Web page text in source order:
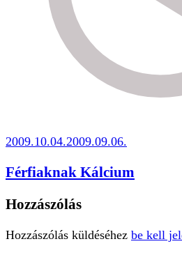
2009.10.04.2009.09.06.
Férfiaknak Kálcium
Hozzászólás
Hozzászólás küldéséhez be kell